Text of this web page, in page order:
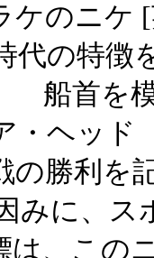
ケのニケ [
代の特徴
船首を
・ヘッド
の勝利を
に、ス
は、こ